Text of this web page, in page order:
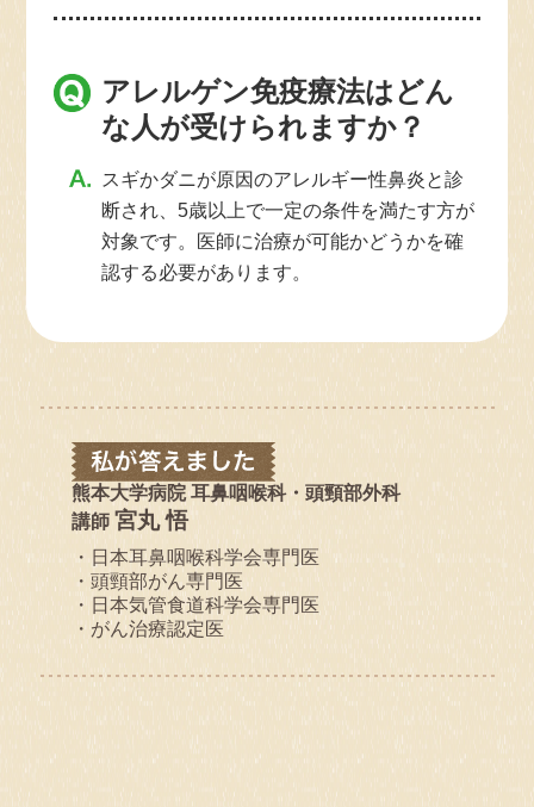
アレルゲン免疫療法はどん
な人が受けられますか？
スギかダニが原因のアレルギー性鼻炎と診
断され、5歳以上で一定の条件を満たす方が
対象です。医師に治療が可能かどうかを確
認する必要があります。
熊本大学病院 耳鼻咽喉科・頭頸部外科
講師 宮丸 悟
・日本耳鼻咽喉科学会専門医
・頭頸部がん専門医
・日本気管食道科学会専門医
・がん治療認定医